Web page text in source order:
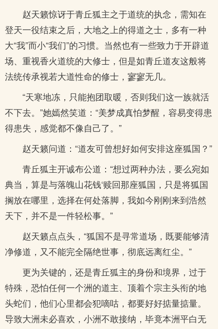
赵天籁惊讶于青丘狐主之于道统的执念，需知在
登天一役结束之后，大地之上的得道之士，多有一种
大“我”而小“我们”的习惯。当然也有一些致力于开辟道
场、重视香火道统的大修士，但是如青丘道友这般将
法统传承视若大道性命的修士，寥寥无几。
“天寒地冻，只能抱团取暖，否则我们这一族就活
不下去。”她嫣然笑道：“美梦成真怕梦醒，容易变得患
得患失，感觉都不像自己了。”
赵天籁问道：“道友可曾想好如何安排这座狐国？”
青丘狐主开诚布公道：“想过两种办法，要么宛如
典当，算是与落魄山花钱‘赎回那座狐国，只是将狐国
搁放在哪里，选择在何处落脚，我如今刚刚来到浩然
天下，并不是一件轻松事。”
赵天籁点点头，“狐国不是寻常道场，既要能够清
净修道，又不能完全隔绝世事，彻底远离红尘。”
更为关键的，还是青丘狐主的身份和境界，过于
特殊，恐怕任何一个洲的道主、顶着个宗主头衔的地
头蛇们，他们心里都会犯嘀咕，都要好好掂量掂量。
导致大洲未必喜欢，小洲不敢接纳，毕竟本洲平白无